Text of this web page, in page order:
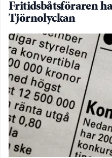
Fritidsbåtsföraren
Tjörnolyckan